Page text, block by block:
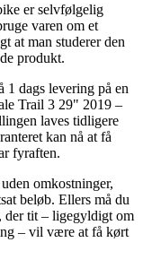
er selvfølgelig
varen om et
at man studerer den
produkt.
dags levering på en
Trail 3 29" 2019 –
laves tidligere
kan nå at få
fyraften.
omkostninger,
beløb. Ellers må du
der tit – ligegyldigt om
– vil være at få kørt